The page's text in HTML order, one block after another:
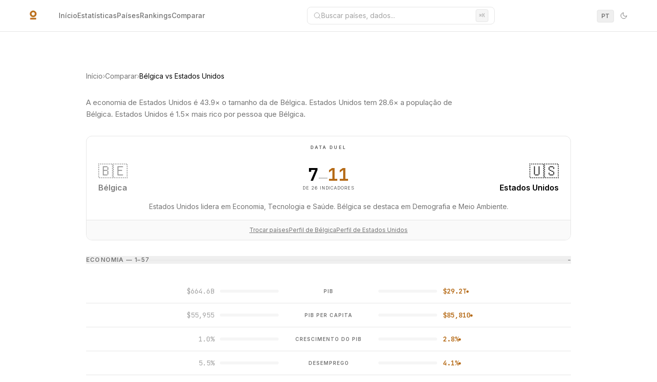
InícioEstatísticasPaísesRankingsComparar Buscar países, dados... ⌘K PT
Início›Comparar›Bélgica vs Estados Unidos
A economia de Estados Unidos é 43.9× o tamanho da de Bélgica. Estados Unidos tem 28.6× a população de
Bélgica. Estados Unidos é 1.5× mais rico por pessoa que Bélgica.
DATA DUEL
🇧🇪
Bélgica
7—11
DE 26 INDICADORES
🇺🇸
Estados Unidos
Estados Unidos lidera em Economia, Tecnologia e Saúde. Bélgica se destaca em Demografia e Meio Ambiente.
Trocar paísesPerfil de BélgicaPerfil de Estados Unidos
ECONOMIA — 1–57 −
$664.6B PIB $29.2T●
$55,955 PIB PER CAPITA $85,810●
1.0% CRESCIMENTO DO PIB 2.8%●
5.5% DESEMPREGO 4.1%●